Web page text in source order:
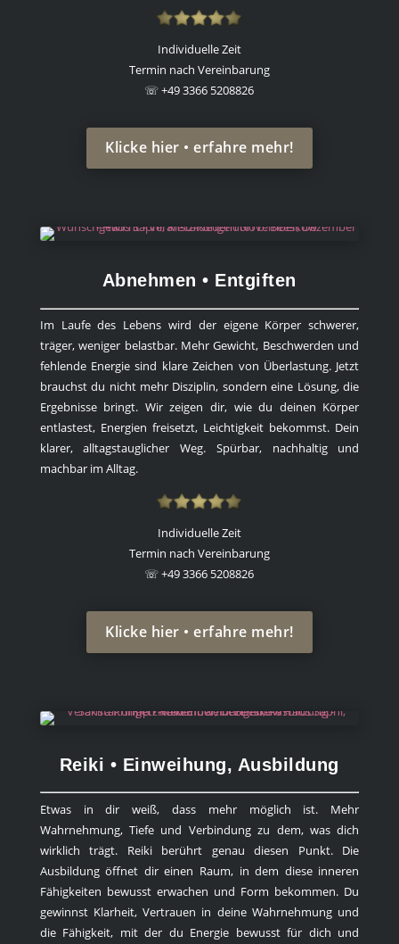
Individuelle Zeit
Termin nach Vereinbarung
☏ +49 3366 5208826
Klicke hier • erfahre mehr!
Abnehmen • Entgiften
Im Laufe des Lebens wird der eigene Körper schwerer,
träger, weniger belastbar. Mehr Gewicht, Beschwerden und
fehlende Energie sind klare Zeichen von Überlastung. Jetzt
brauchst du nicht mehr Disziplin, sondern eine Lösung, die
Ergebnisse bringt. Wir zeigen dir, wie du deinen Körper
entlastest, Energien freisetzt, Leichtigkeit bekommst. Dein
klarer, alltagstauglicher Weg. Spürbar, nachhaltig und
machbar im Alltag.
Individuelle Zeit
Termin nach Vereinbarung
☏ +49 3366 5208826
Klicke hier • erfahre mehr!
Reiki • Einweihung, Ausbildung
Etwas in dir weiß, dass mehr möglich ist. Mehr
Wahrnehmung, Tiefe und Verbindung zu dem, was dich
wirklich trägt. Reiki berührt genau diesen Punkt. Die
Ausbildung öffnet dir einen Raum, in dem diese inneren
Fähigkeiten bewusst erwachen und Form bekommen. Du
gewinnst Klarheit, Vertrauen in deine Wahrnehmung und
die Fähigkeit, mit der du Energie bewusst für dich und